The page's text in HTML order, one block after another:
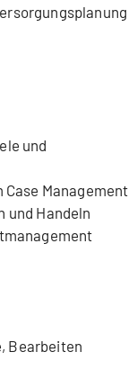
die
spornen
zu finden.
und
Management
und Handeln
Bearbeiten